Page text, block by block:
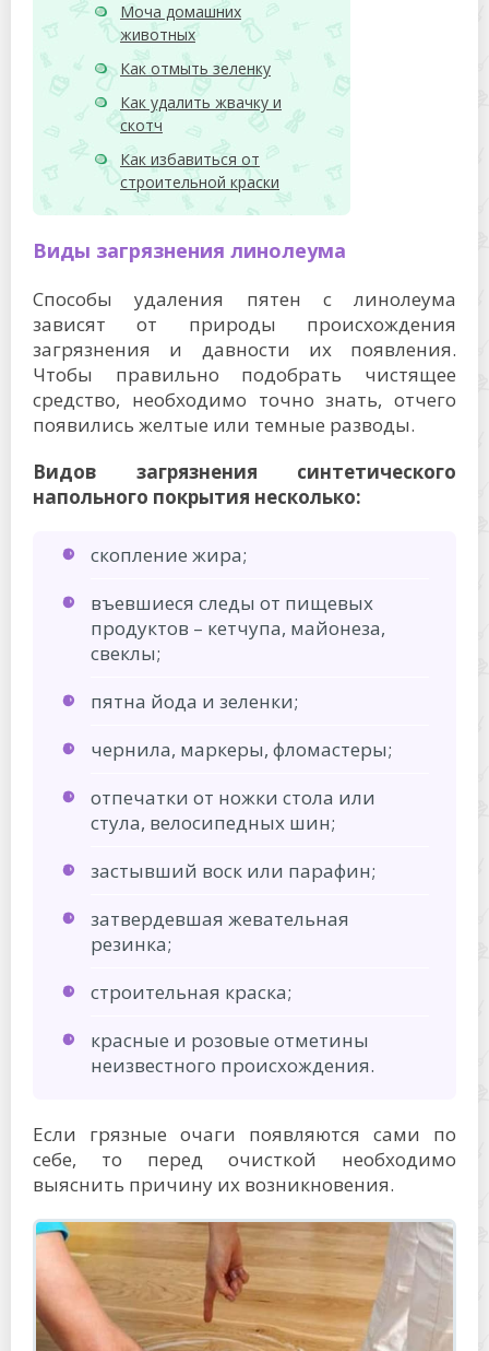
Моча домашних
животных
Как отмыть зеленку
Как удалить жвачку и
скотч
Как избавиться от
строительной краски
Виды загрязнения линолеума
Способы удаления пятен с линолеума
зависят от природы происхождения
загрязнения и давности их появления.
Чтобы правильно подобрать чистящее
средство, необходимо точно знать, отчего
появились желтые или темные разводы.
Видов загрязнения синтетического
напольного покрытия несколько:
скопление жира;
въевшиеся следы от пищевых
продуктов – кетчупа, майонеза,
свеклы;
пятна йода и зеленки;
чернила, маркеры, фломастеры;
отпечатки от ножки стола или
стула, велосипедных шин;
застывший воск или парафин;
затвердевшая жевательная
резинка;
строительная краска;
красные и розовые отметины
неизвестного происхождения.
Если грязные очаги появляются сами по
себе, то перед очисткой необходимо
выяснить причину их возникновения.